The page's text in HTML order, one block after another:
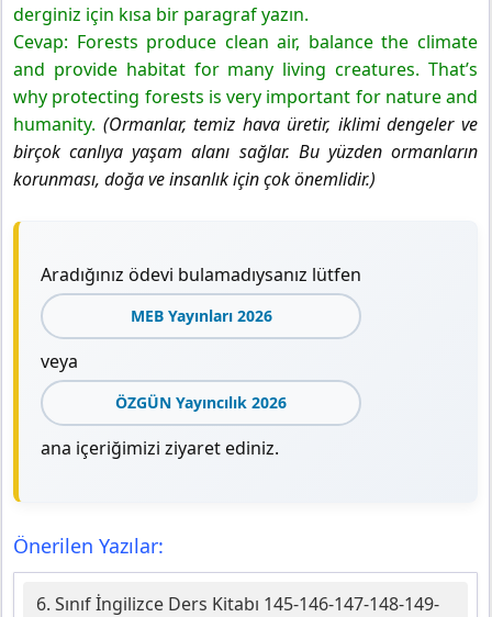
derginiz için kısa bir paragraf yazın.
Cevap: Forests produce clean air, balance the climate
and provide habitat for many living creatures. That’s
why protecting forests is very important for nature and
humanity. (Ormanlar, temiz hava üretir, iklimi dengeler ve
birçok canlıya yaşam alanı sağlar. Bu yüzden ormanların
korunması, doğa ve insanlık için çok önemlidir.)
Aradığınız ödevi bulamadıysanız lütfen
MEB Yayınları 2026
veya
ÖZGÜN Yayıncılık 2026
ana içeriğimizi ziyaret ediniz.
Önerilen Yazılar:
6. Sınıf İngilizce Ders Kitabı 145-146-147-148-149-